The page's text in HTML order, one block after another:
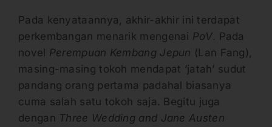
Pada kenyataannya, akhir-akhir ini terdapat
perkembangan menarik mengenai PoV. Pada
novel Perempuan Kembang Jepun (Lan Fang),
masing-masing tokoh mendapat ‘jatah’ sudut
pandang orang pertama padahal biasanya
cuma salah satu tokoh saja. Begitu juga
dengan Three Wedding and Jane Austen